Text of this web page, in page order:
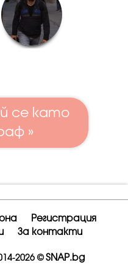
се като
»
Регистрация
За контакти
2026 © SNAP.bg